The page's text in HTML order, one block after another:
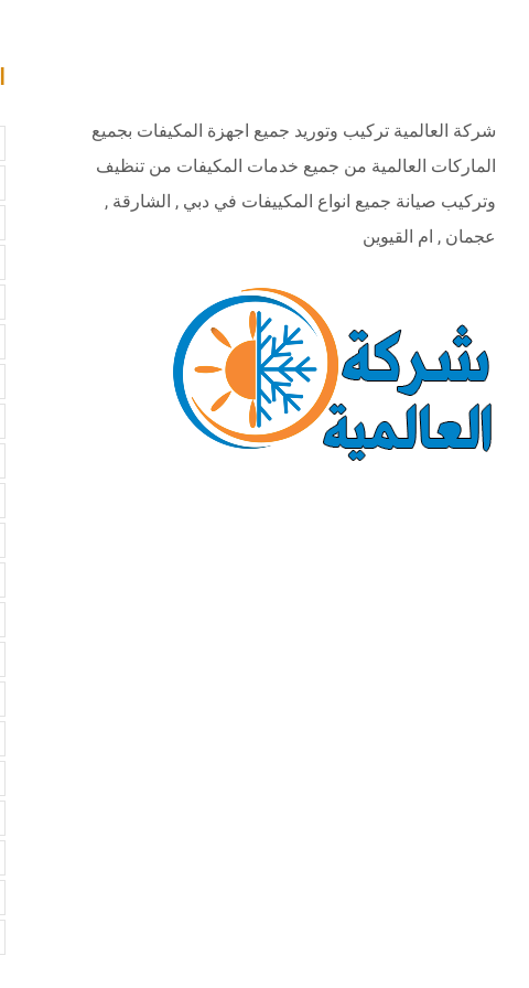
شركة العالمية تركيب وتوريد جميع اجهزة المكيفات بجميع
الماركات العالمية من جميع خدمات المكيفات من تنظيف
وتركيب صيانة جميع انواع المكييفات في دبي , الشارقة ,
عجمان , ام القيوين